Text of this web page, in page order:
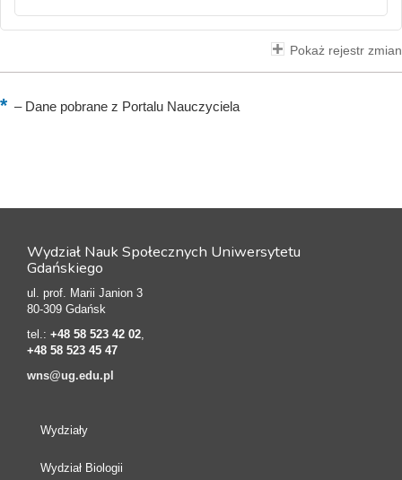
Pokaż rejestr zmian
–Dane pobrane z Portalu Nauczyciela
Wydział Nauk Społecznych Uniwersytetu
Gdańskiego
ul. prof. Marii Janion 3
80-309 Gdańsk
tel.: +48 58 523 42 02,
+48 58 523 45 47
wns@ug.edu.pl
Wydziały
Wydział Biologii